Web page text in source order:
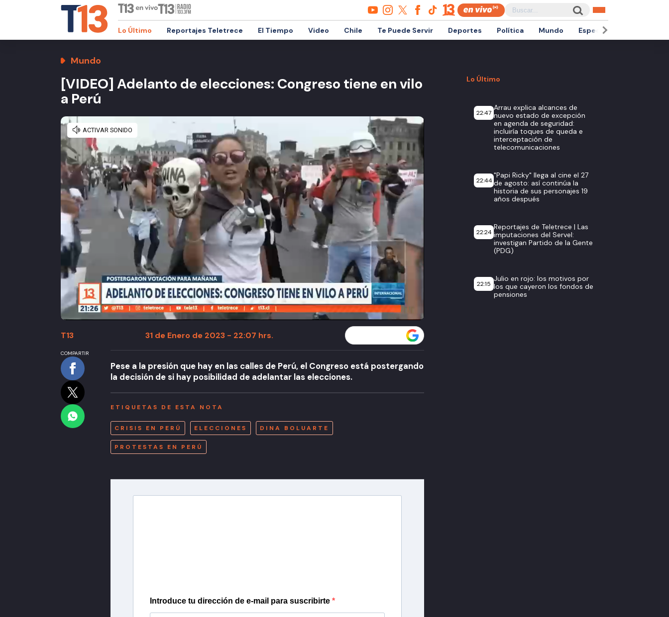
Lo Último Reportajes Teletrece El Tiempo Video Chile Te Puede Servir Deportes Política Mundo Espectáculos
Mundo
[VIDEO] Adelanto de elecciones: Congreso tiene en vilo
a Perú
T13 31 de Enero de 2023 - 22:07 hrs.
COMPARTIR
Pese a la presión que hay en las calles de Perú, el Congreso está postergando
la decisión de si hay posibilidad de adelantar las elecciones.
ETIQUETAS DE ESTA NOTA
CRISIS EN PERÚ ELECCIONES DINA BOLUARTE
PROTESTAS EN PERÚ
Introduce tu dirección de e-mail para suscribirte
Lo Último
22:47
Arrau explica alcances de
nuevo estado de excepción
en agenda de seguridad:
incluiría toques de queda e
interceptación de
telecomunicaciones
22:44
"Papi Ricky" llega al cine el 27
de agosto: así continúa la
historia de sus personajes 19
años después
22:24
Reportajes de Teletrece | Las
imputaciones del Servel:
investigan Partido de la Gente
(PDG)
22:15
Julio en rojo: los motivos por
los que cayeron los fondos de
pensiones